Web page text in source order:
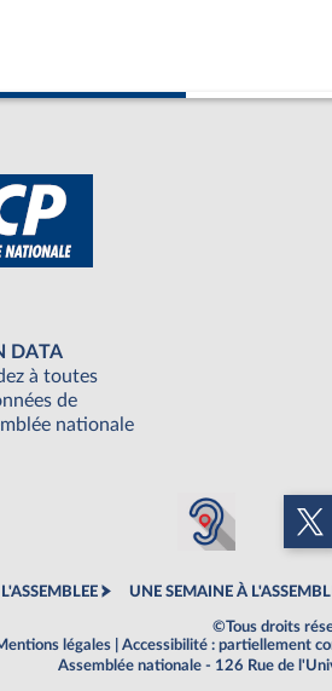
DATA
à toutes
de
nationale
UNE SEMAINE À
©Tous droits
légales
Accessibilité : partiellement
Assemblée nationale - 126 Rue de